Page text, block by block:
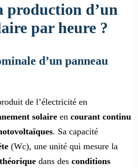
production d’un
par heure ?
d’un panneau
de l’électricité en
solaire en courant continu
. Sa capacité
(Wc), une unité qui mesure la
dans des conditions